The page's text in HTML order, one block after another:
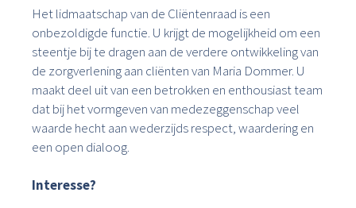
Het lidmaatschap van de Cliëntenraad is een
onbezoldigde functie. U krijgt de mogelijkheid om een
steentje bij te dragen aan de verdere ontwikkeling van
de zorgverlening aan cliënten van Maria Dommer. U
maakt deel uit van een betrokken en enthousiast team
dat bij het vormgeven van medezeggenschap veel
waarde hecht aan wederzijds respect, waardering en
een open dialoog.
Interesse?